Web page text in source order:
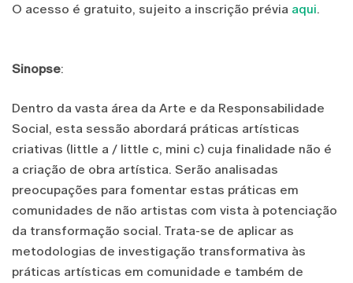
O acesso é gratuito, sujeito a inscrição prévia aqui.
Sinopse:
Dentro da vasta área da Arte e da Responsabilidade
Social, esta sessão abordará práticas artísticas
criativas (little a / little c, mini c) cuja finalidade não é
a criação de obra artística. Serão analisadas
preocupações para fomentar estas práticas em
comunidades de não artistas com vista à potenciação
da transformação social. Trata-se de aplicar as
metodologias de investigação transformativa às
práticas artísticas em comunidade e também de